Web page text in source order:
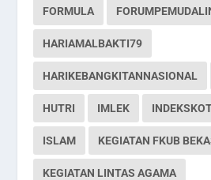
FORMULA
HARIAMALBAKTI79
HARIKEBANGKITANNASIONAL
HUTRI IMLEK
ISLAM KEGIATAN FKUB
KEGIATAN LINTAS AGAMA